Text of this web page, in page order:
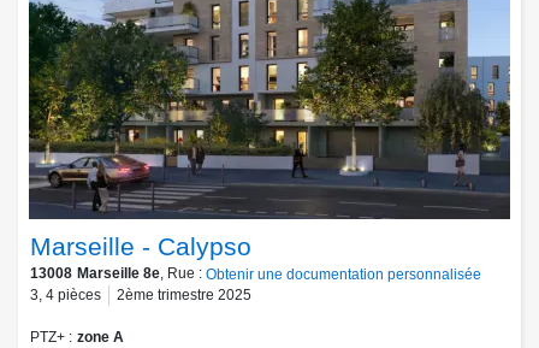
Marseille - Calypso
13008 Marseille 8e, Rue : Obtenir une documentation personnalisée
3, 4 pièces 2ème trimestre 2025
PTZ+
zone A